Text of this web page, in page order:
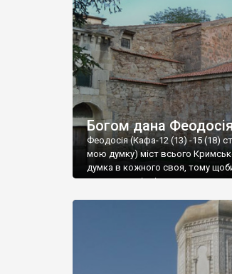
Богом дана
Феодосія (Кафа-12 (13) -15 (18)
мою думку) міст всього
думка в кожного своя, тому
запрошую відвідати це